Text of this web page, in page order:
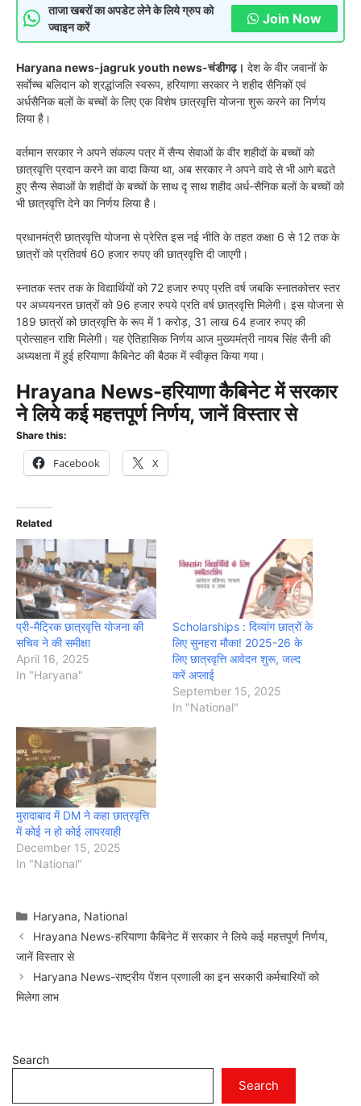
ताजा खबरों का अपडेट लेने के लिये ग्रुप को
ज्वाइन करें
Join Now
Haryana news-jagruk youth news-चंडीगढ़। देश के वीर जवानों के
सर्वाेच्च बलिदान को श्रद्धांजलि स्वरूप, हरियाणा सरकार ने शहीद सैनिकों एवं
अर्धसैनिक बलों के बच्चों के लिए एक विशेष छात्रवृत्ति योजना शुरू करने का निर्णय
लिया है।
वर्तमान सरकार ने अपने संकल्‍प पत्र में सैन्‍य सेवाओं के वीर शहीदों के बच्‍चों को
छात्रवृत्ति प्रदान करने का वादा किया था, अब सरकार ने अपने वादे से भी आगे बढते
हुए सैन्‍य सेवाओं के शहीदों के बच्‍चों के साथ दृ साथ शहीद अर्ध-सैनिक बलों के बच्‍चों को
भी छात्रवृत्ति देने का निर्णय लिया है।
प्रधानमंत्री छात्रवृत्ति योजना से प्रेरित इस नई नीति के तहत कक्षा 6 से 12 तक के
छात्रों को प्रतिवर्ष 60 हजार रुपए की छात्रवृत्ति दी जाएगी।
स्नातक स्तर तक के विद्यार्थियों को 72 हजार रुपए प्रति वर्ष जबकि स्नातकोत्तर स्तर
पर अध्ययनरत छात्रों को 96 हजार रुपये प्रति वर्ष छात्रवृत्ति मिलेगी। इस योजना से
189 छात्रों को छात्रवृत्ति के रूप में 1 करोड़, 31 लाख 64 हजार रुपए की
प्रोत्‍साहन राशि मिलेगी। यह ऐतिहासिक निर्णय आज मुख्यमंत्री नायब सिंह सैनी की
अध्यक्षता में हुई हरियाणा कैबिनेट की बैठक में स्वीकृत किया गया।
Hrayana News-हरियाणा कैबिनेट में सरकार
ने लिये कई महत्तपूर्ण निर्णय, जानें विस्तार से
Share this:
Facebook X
Related
प्री-मैट्रिक छात्रवृत्ति योजना की
सचिव ने की समीक्षा
April 16, 2025
In "Haryana"
Scholarships : दिव्यांग छात्रों के
लिए सुनहरा मौका! 2025-26 के
लिए छात्रवृत्ति आवेदन शुरू, जल्द
करें अप्लाई
September 15, 2025
In "National"
मुरादाबाद में DM ने कहा छात्रवृत्ति
में कोई न हो कोई लापरवाही
December 15, 2025
In "National"
Categories
Haryana, National
Hrayana News-हरियाणा कैबिनेट में सरकार ने लिये कई महत्तपूर्ण निर्णय,
जानें विस्तार से
Haryana News-राष्ट्रीय पेंशन प्रणाली का इन सरकारी कर्मचारियों को
मिलेगा लाभ
Search
Search